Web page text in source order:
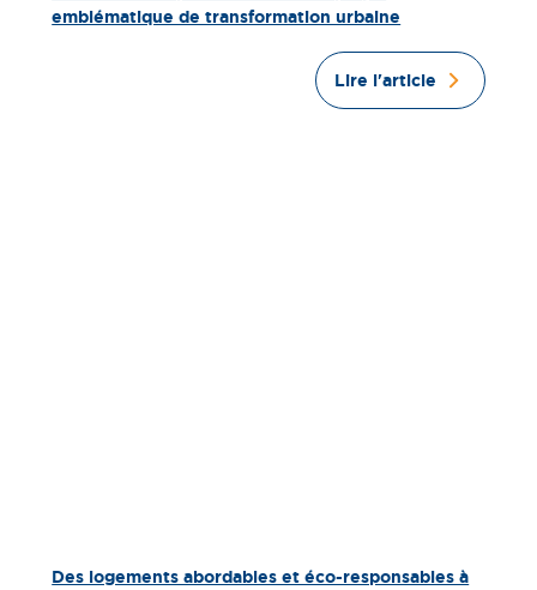
emblématique de transformation urbaine
Lire l'article
Des logements abordables et éco-responsables à